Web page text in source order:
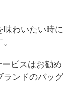
味わいたい時に
ービスはお勧め
ランドのバッグ